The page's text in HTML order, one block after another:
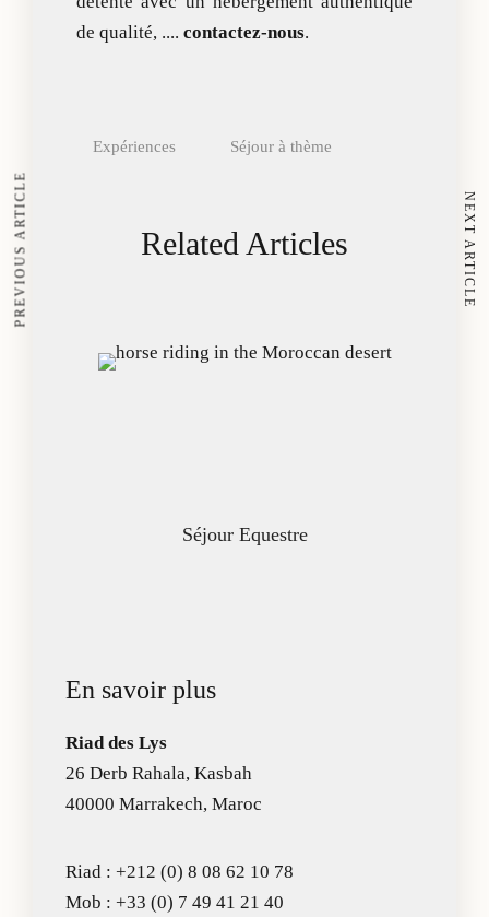
de qualité, .... contactez-nous.
Expériences Séjour à thème
Related Articles
Séjour Equestre
PREVIOUS ARTICLE NEXT ARTICLE
En savoir plus
Riad des Lys
26 Derb Rahala, Kasbah
40000 Marrakech, Maroc
Riad : +212 (0) 8 08 62 10 78
Mob : +33 (0) 7 49 41 21 40